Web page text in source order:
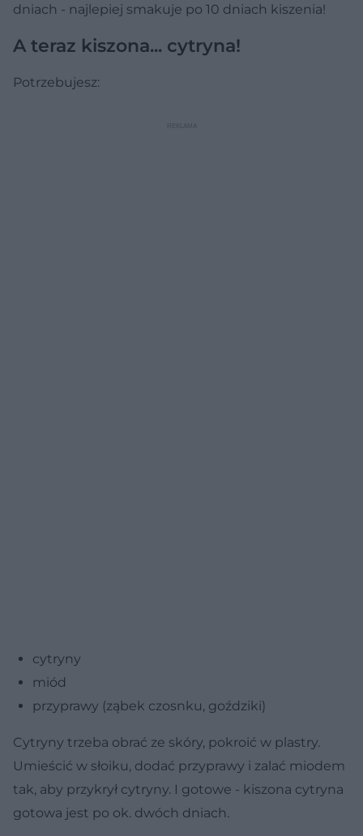
dniach - najlepiej smakuje po 10 dniach kiszenia!
A teraz kiszona... cytryna!
Potrzebujesz:
cytryny
miód
przyprawy (ząbek czosnku, goździki)
Cytryny trzeba obrać ze skóry, pokroić w plastry.
Umieścić w słoiku, dodać przyprawy i zalać miodem
tak, aby przykrył cytryny. I gotowe - kiszona cytryna
gotowa jest po ok. dwóch dniach.